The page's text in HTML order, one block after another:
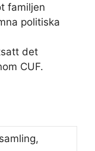
familjen
politiska
det
CUF.